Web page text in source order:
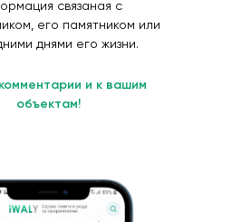
связаная с
его памятником или
днями его жизни.
и к вашим
объектам!